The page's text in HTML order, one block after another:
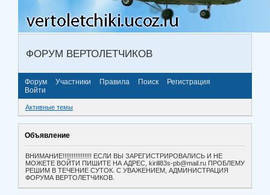
ФОРУМ ВЕРТОЛЕТЧИКОВ
Форум Участники Правила Поиск
Регистрация
Войти
Активные темы
Объявление
ВНИМАНИЕ!!!!!!!!!!!!!!!! ЕСЛИ ВЫ ЗАРЕГИСТРИРОВАЛИСЬ И НЕ
МОЖЕТЕ ВОЙТИ ПИШИТЕ НА АДРЕС, kirill83s-pb@mail.ru ПРОБЛЕМУ
РЕШИМ В ТЕЧЕНИЕ СУТОК. С УВАЖЕНИЕМ, АДМИНИСТРАЦИЯ
ФОРУМА ВЕРТОЛЕТЧИКОВ.